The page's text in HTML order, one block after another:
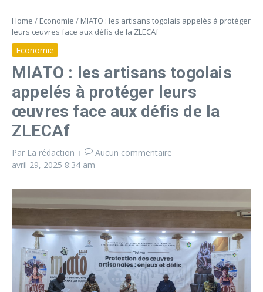
Home / Economie / MIATO : les artisans togolais appelés à protéger
leurs œuvres face aux défis de la ZLECAf
Economie
MIATO : les artisans togolais
appelés à protéger leurs
œuvres face aux défis de la
ZLECAf
Par La rédaction
Aucun commentaire
avril 29, 2025 8:34 am